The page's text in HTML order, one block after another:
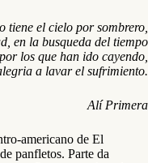
tiene el cielo por sombrero,
en la busqueda del tiempo
los que han ido cayendo,
a lavar el sufrimiento.
Alí Primera
americano de El
panfletos. Parte da